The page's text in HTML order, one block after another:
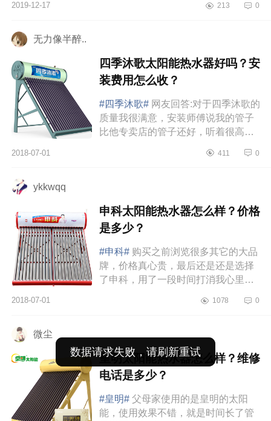
2019-12-17 213 0
无力像半醉..
四季沐歌太阳能热水器好吗？安
装费用怎么收？
#四季沐歌# 网友回答:对于四季沐歌的
质量我很满意，安装师傅说我的管子
比他专卖店的管子还好，听着很高
第一批24根坏了8跟，马上发第二批
2018-07-01 411 0
ykkwqq
申科太阳能热水器怎么样？价格
是多少？
#申科# 购买之前浏览很多其它的大品
牌，价格真心贵，最后还是还是选择
了申科，用了一段时间打消我心里的
杠杠的，达到99摄氏度，运送过...
2018-07-01 1078 0
微尘
皇明太阳能热水器怎么样？维修
电话是多少？
#皇明# 父母家使用的是皇明的太阳
能，使用效果不错，就是时间长了管
数据请求失败，请刷新重试